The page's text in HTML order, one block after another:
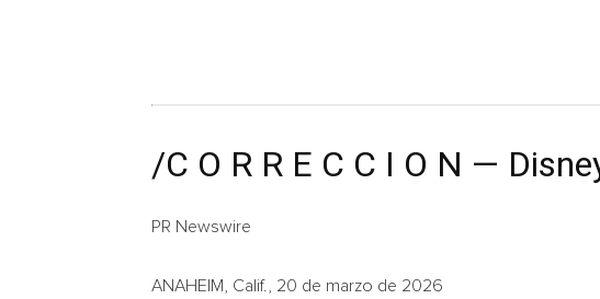
/C O R R E C C I O N —
PR Newswire
ANAHEIM, Calif., 20 de marzo de 2026